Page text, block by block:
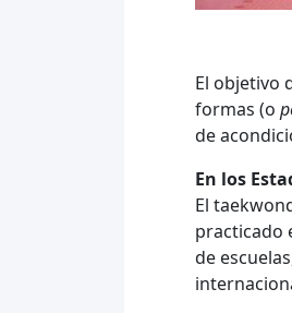
El objetivo
formas (o
de
En los
El
practicado
de